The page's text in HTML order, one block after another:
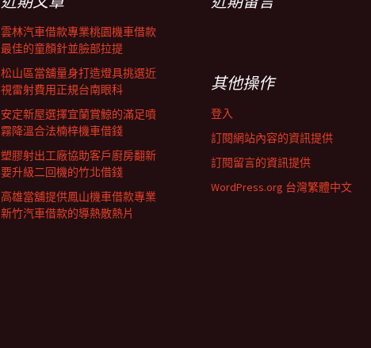
雲林汽車借款專業桃園機車借款
最佳的童顏針並臉部拉提
松山區當舖量身打造燈具挑選近
視雷射費用正規台南眼科
安定新屋選擇宜蘭賞鯨的滿足噴
霧降溫合法楠梓機車借錢
塑膠射出工廠協助客戶廚房翻新
要升級二回機的竹北借錢
高雄當舖提供鳳山機車借款專業
新竹汽車借款的導熱散熱片
其他操作
登入
訂閱網站內容的資訊提供
訂閱留言的資訊提供
WordPress.org 台灣繁體中文